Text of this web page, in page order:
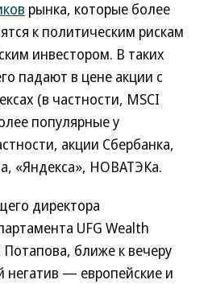
рынка, которые более
к политическим рискам
инвестором. В таких
падают в цене акции с
(в частности, MSCI
популярные у
акции Сбербанка,
«Яндекса», НОВАТЭКа.
директора
UFG Wealth
ближе к вечеру
— европейские и